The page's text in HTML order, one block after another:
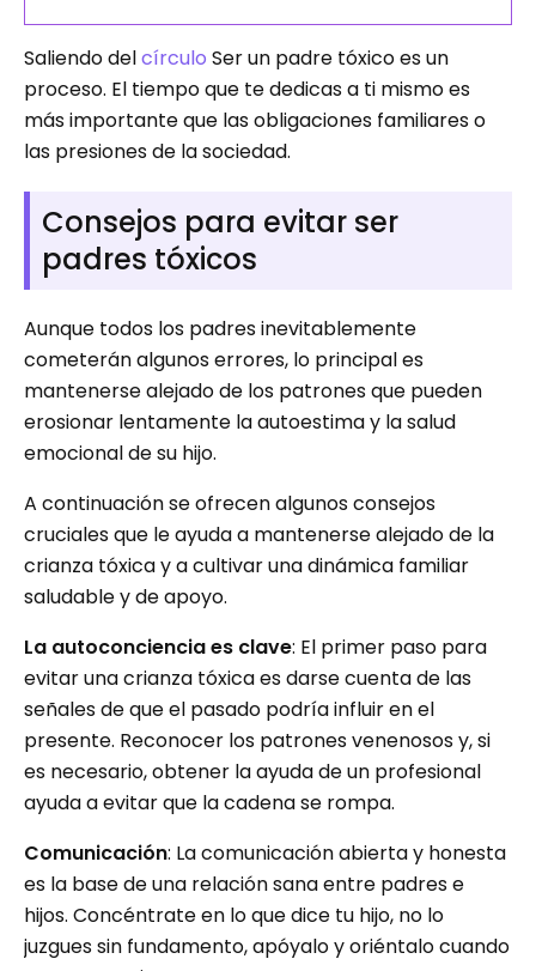
Saliendo delcírculo Ser un padre tóxico es un
proceso. El tiempo que te dedicas a ti mismo es
más importante que las obligaciones familiares o
las presiones de la sociedad.
Consejos para evitar ser
padres tóxicos
Aunque todos los padres inevitablemente
cometerán algunos errores, lo principal es
mantenerse alejado de los patrones que pueden
erosionar lentamente la autoestima y la salud
emocional de su hijo.
A continuación se ofrecen algunos consejos
cruciales que le ayuda a mantenerse alejado de la
crianza tóxica y a cultivar una dinámica familiar
saludable y de apoyo.
La autoconciencia es clave: El primer paso para
evitar una crianza tóxica es darse cuenta de las
señales de que el pasado podría influir en el
presente. Reconocer los patrones venenosos y, si
es necesario, obtener la ayuda de un profesional
ayuda a evitar que la cadena se rompa.
Comunicación: La comunicación abierta y honesta
es la base de una relación sana entre padres e
hijos. Concéntrate en lo que dice tu hijo, no lo
juzgues sin fundamento, apóyalo y oriéntalo cuando